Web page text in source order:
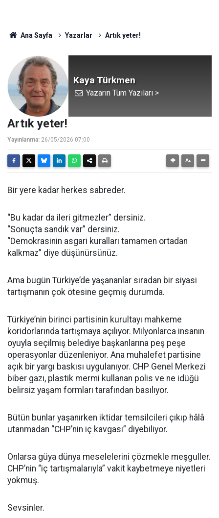
Ana Sayfa Yazarlar Artık yeter!
Kaya Türkmen
Yazarın Tüm Yazıları >
Artık yeter!
Yayınlanma: 26/05/2026 07:00
Bir yere kadar herkes sabreder.
“Bu kadar da ileri gitmezler” dersiniz.
“Sonuçta sandık var” dersiniz.
“Demokrasinin asgari kuralları tamamen ortadan
kalkmaz” diye düşünürsünüz.
Ama bugün Türkiye’de yaşananlar sıradan bir siyasi
tartışmanın çok ötesine geçmiş durumda.
Türkiye’nin birinci partisinin kurultayı mahkeme
koridorlarında tartışmaya açılıyor. Milyonlarca insanın
oyuyla seçilmiş belediye başkanlarına peş peşe
operasyonlar düzenleniyor. Ana muhalefet partisine
açık bir yargı baskısı uygulanıyor. CHP Genel Merkezi
biber gazı, plastik mermi kullanan polis ve ne idüğü
belirsiz yaşam formları tarafından basılıyor.
Bütün bunlar yaşanırken iktidar temsilcileri çıkıp hâlâ
utanmadan “CHP’nin iç kavgası” diyebiliyor.
Onlarsa güya dünya meselelerini çözmekle meşguller.
CHP’nin “iç tartışmalarıyla” vakit kaybetmeye niyetleri
yokmuş.
Sevsinler.